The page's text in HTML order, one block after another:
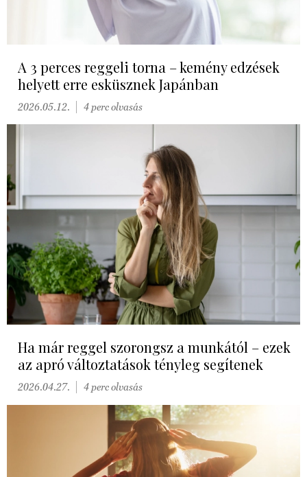
A 3 perces reggeli torna – kemény edzések
helyett erre esküsznek Japánban
2026.05.12. 4 perc olvasás
Ha már reggel szorongsz a munkától – ezek
az apró változtatások tényleg segítenek
2026.04.27. 4 perc olvasás